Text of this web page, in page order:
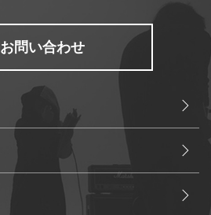
お問い合わせ